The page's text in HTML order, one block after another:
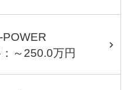
POWER
～250.0万円